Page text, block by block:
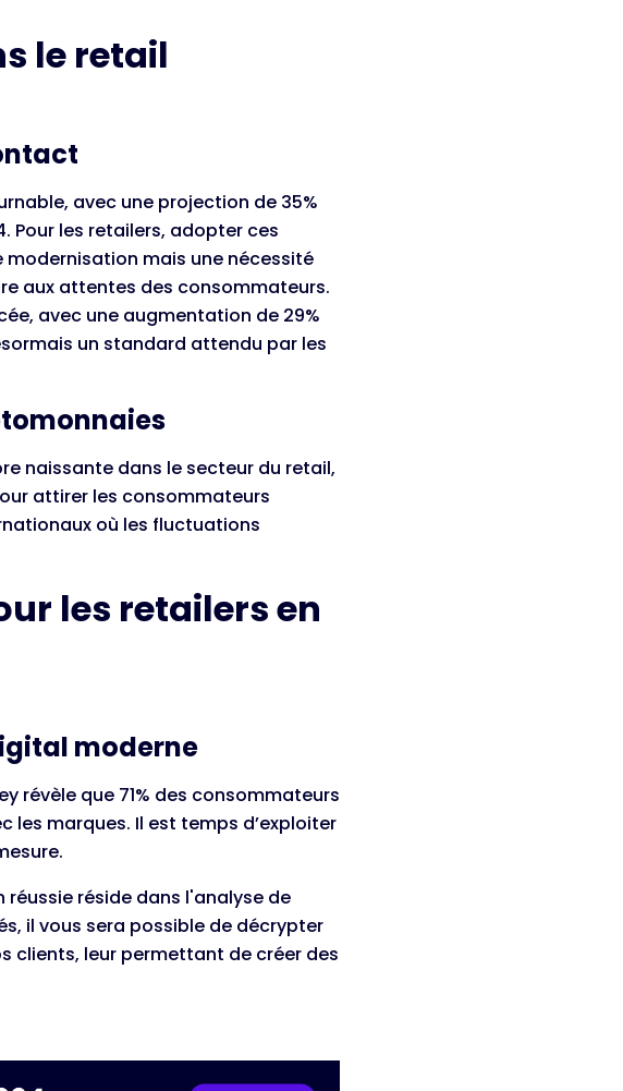
le retail
avec une projection de 35%
les retailers, adopter ces
mais une nécessité
aux attentes des consommateurs.
avec une augmentation de 29%
un standard attendu par les
naissante dans le secteur du retail,
attirer les consommateurs
où les fluctuations
les retailers en
moderne
révèle que 71% des consommateurs
marques. Il est temps d’exploiter
réside dans l'analyse de
il vous sera possible de décrypter
clients, leur permettant de créer des